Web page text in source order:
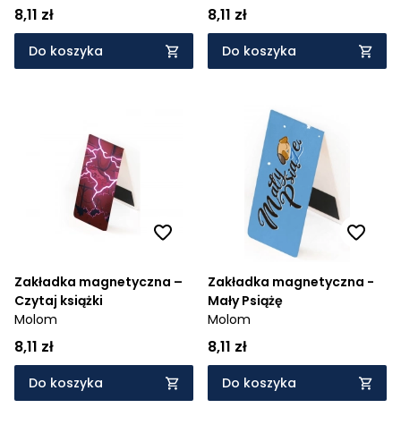
8,11 zł
Do koszyka
8,11 zł
Do koszyka
Zakładka magnetyczna –
Czytaj książki
Molom
8,11 zł
Do koszyka
Zakładka magnetyczna -
Mały Psiążę
Molom
8,11 zł
Do koszyka